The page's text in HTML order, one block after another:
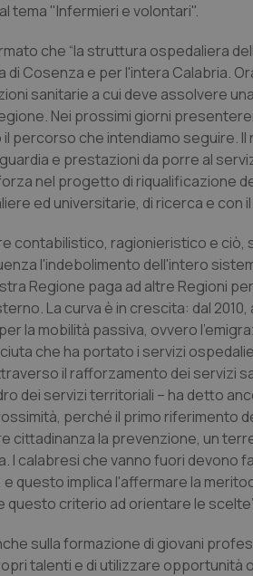
tema "Infermieri e volontari".
che “la struttura ospedaliera
Cosenza e per l'intera Calabria.
sanitarie a cui deve assolvere
Nei prossimi giorni
percorso che intendiamo seguire.
e prestazioni da porre al
nel progetto di riqualificazione
ed universitarie, di ricerca e con il
contabilistico, ragionieristico e ciò,
l'indebolimento dell'intero
Regione paga ad altre Regioni
La curva è in crescita: dal 2010,
la mobilità passiva, ovvero
che ha portato i servizi
il rafforzamento dei servizi
dei servizi territoriali – ha detto
perché il primo riferimento
cittadinanza la prevenzione, un
I calabresi che vanno fuori devono
questo implica l'affermare la
criterio ad orientare le
sulla formazione di giovani
talenti e di utilizzare opportunità